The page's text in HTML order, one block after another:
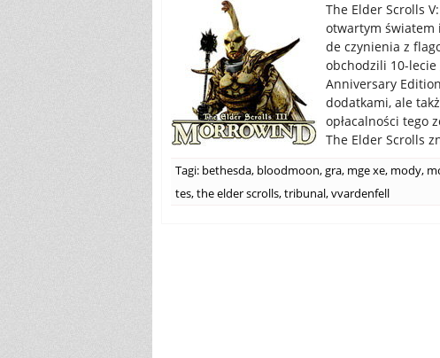
The Elder Scrolls
otwartym światem
de czynienia z
obchodzili 10-
Anniversary
dodatkami, ale
opłacalności tego
The Elder Scrolls
Tagi: bethesda, bloodmoon,gra, mge xe, mody,
tes,the elder scrolls,tribunal,vvardenfell